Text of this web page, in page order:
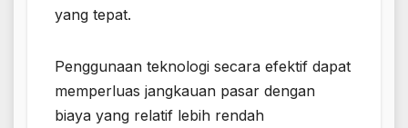
yang tepat.
Penggunaan teknologi secara efektif dapat
memperluas jangkauan pasar dengan
biaya yang relatif lebih rendah